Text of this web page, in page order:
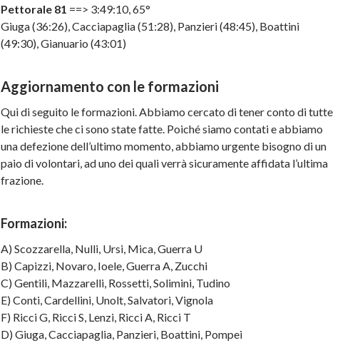
Pettorale 81 ==> 3:49:10, 65°
Giuga (36:26), Cacciapaglia (51:28), Panzieri (48:45), Boattini
(49:30), Gianuario (43:01)
Aggiornamento con le formazioni
Qui di seguito le formazioni. Abbiamo cercato di tener conto di tutte
le richieste che ci sono state fatte. Poiché siamo contati e abbiamo
una defezione dell’ultimo momento, abbiamo urgente bisogno di un
paio di volontari, ad uno dei quali verrà sicuramente affidata l’ultima
frazione.
Formazioni:
A) Scozzarella, Nulli, Ursi, Mica, Guerra U
B) Capizzi, Novaro, Ioele, Guerra A, Zucchi
C) Gentili, Mazzarelli, Rossetti, Solimini, Tudino
E) Conti, Cardellini, Unolt, Salvatori, Vignola
F) Ricci G, Ricci S, Lenzi, Ricci A, Ricci T
D) Giuga, Cacciapaglia, Panzieri, Boattini, Pompei